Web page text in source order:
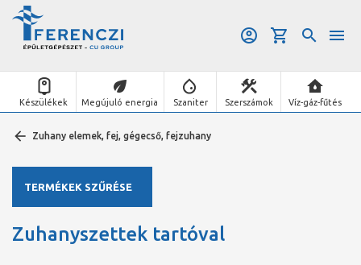
Készülékek Megújuló energia Szaniter Szerszámok Víz-gáz-fűtés
Zuhany elemek, fej, gégecső, fejzuhany
Zuhanyszettek tartóval
TERMÉKEK SZŰRÉSE